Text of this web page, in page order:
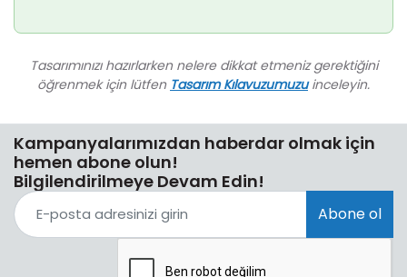
Tasarımınızı hazırlarken nelere dikkat etmeniz gerektiğini
öğrenmek için lütfen Tasarım Kılavuzumuzuinceleyin.
Kampanyalarımızdan haberdar olmak için
hemen abone olun!
Bilgilendirilmeye Devam Edin!
Abone ol